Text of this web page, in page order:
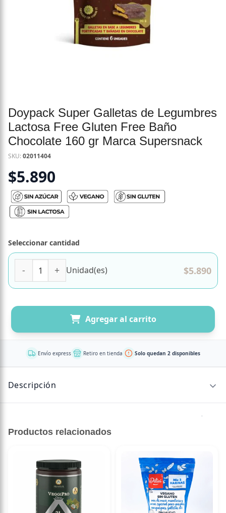
Doypack Super Galletas de Legumbres
Lactosa Free Gluten Free Baño
Chocolate 160 gr Marca Supersnack
SKU:02011404
$5.890
Seleccionar cantidad
Unidad(es) $5.890
Agregar al carrito
Envío express Retiro en tienda Solo quedan 2 disponibles
Descripción
Ingredientes: Mezcla de harinas (arroz y lupino), almidón
de maíz, aceite de maravilla, chocolate semiamargo 55%
lecitina de maravilla, vitamina D, sal de mar.
Alergenos: SOYA.
Productos relacionados